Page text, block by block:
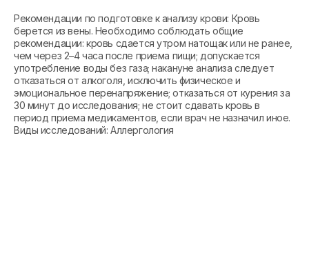
Рекомендации по подготовке к анализу крови: Кровь
берется из вены. Необходимо соблюдать общие
рекомендации: кровь сдается утром натощак или не ранее,
чем через 2–4 часа после приема пищи; допускается
употребление воды без газа; накануне анализа следует
отказаться от алкоголя, исключить физическое и
эмоциональное перенапряжение; отказаться от курения за
30 минут до исследования; не стоит сдавать кровь в
период приема медикаментов, если врач не назначил иное.
Виды исследований: Аллергология